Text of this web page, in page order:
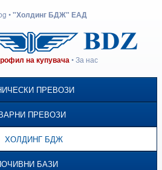
•"Холдинг БДЖ" ЕАД
на купувача •За нас
ПРЕВОЗИ
ПРЕВОЗИ
ХОЛДИНГ БДЖ
БАЗИ